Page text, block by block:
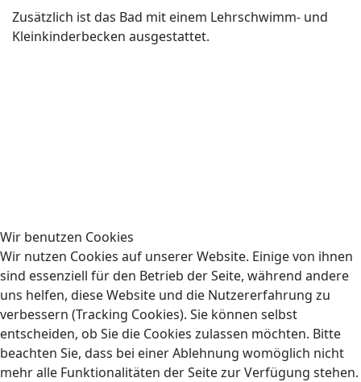
Zusätzlich ist das Bad mit einem Lehrschwimm- und
Kleinkinderbecken ausgestattet.
Wir benutzen Cookies
Wir nutzen Cookies auf unserer Website. Einige von ihnen
sind essenziell für den Betrieb der Seite, während andere
uns helfen, diese Website und die Nutzererfahrung zu
verbessern (Tracking Cookies). Sie können selbst
entscheiden, ob Sie die Cookies zulassen möchten. Bitte
beachten Sie, dass bei einer Ablehnung womöglich nicht
mehr alle Funktionalitäten der Seite zur Verfügung stehen.